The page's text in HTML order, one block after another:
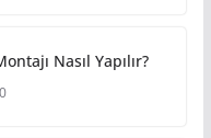
Nasıl Yapılır?